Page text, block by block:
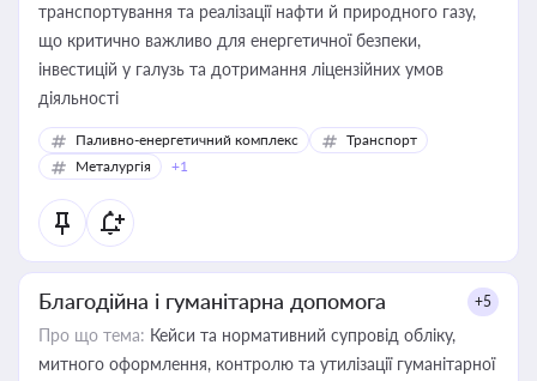
транспортування та реалізації нафти й природного газу,
що критично важливо для енергетичної безпеки,
інвестицій у галузь та дотримання ліцензійних умов
діяльності
Паливно-енергетичний комплекс
Транспорт
Металургія
+1
Благодійна і гуманітарна допомога +5
Про що тема: Кейси та нормативний супровід обліку,
митного оформлення, контролю та утилізації гуманітарної